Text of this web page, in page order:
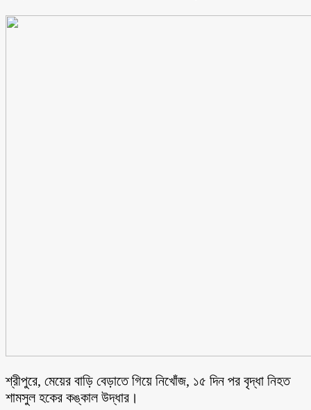
শ্রীপুরে, মেয়ের বাড়ি বেড়াতে গিয়ে নিখোঁজ, ১৫ দিন পর বৃদ্ধা নিহত
শামসুল হকের কঙ্কাল উদ্ধার।